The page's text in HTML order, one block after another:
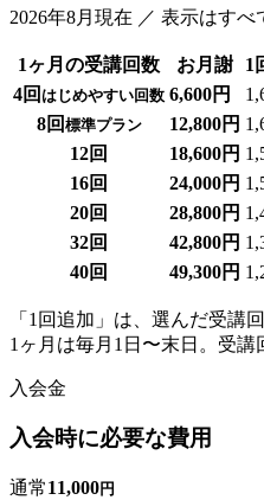
2026年8月現在 ／ 表示はすべ
1ヶ月の受講回数 お月謝 1
4回 はじめやすい回数 6,600円
8回 標準プラン 12,800円
12回
18,600円
16回
24,000円
20回
28,800円
32回
42,800円
40回
49,300円
「1回追加」は、選んだ受講
1ヶ月は毎月1日〜末日。受講
入会金
入会時に必要な費用
通常11,000円